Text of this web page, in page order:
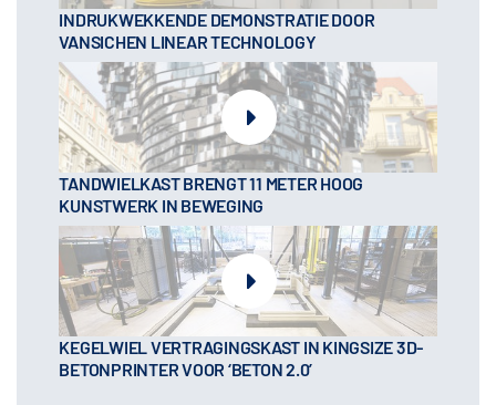
INDRUKWEKKENDE DEMONSTRATIE DOOR
VANSICHEN LINEAR TECHNOLOGY
TANDWIELKAST BRENGT 11 METER HOOG
KUNSTWERK IN BEWEGING
KEGELWIEL VERTRAGINGSKAST IN KINGSIZE 3D-
BETONPRINTER VOOR ‘BETON 2.0’